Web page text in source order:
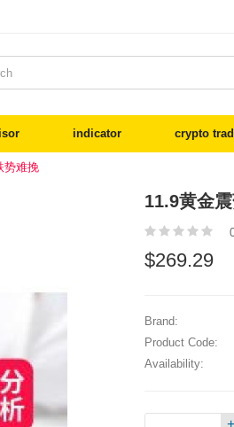
indicator crypto
势难挽
11.9黄金
$269.29
Brand:
Product Code:
Availability:
+